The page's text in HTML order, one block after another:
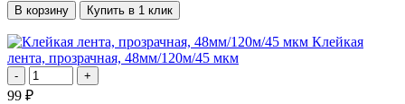
В корзину Купить в 1 клик
Клейкая
лента, прозрачная, 48мм/120м/45 мкм
- +
99 ₽